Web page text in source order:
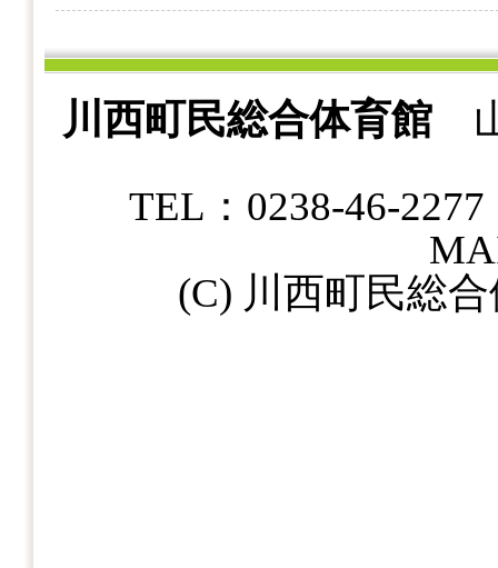
川西町民総合体育館
TEL：0238-46-
(C) 川西町民総